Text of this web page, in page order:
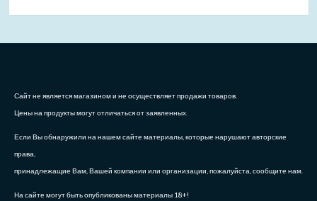
Сайт не является магазином и не осуществляет продажи товаров.
Цены на продукты могут отличаться от заявленных.
Если Вы обнаружили на нашем сайте материалы, которые нарушают авторские
права,
принадлежащие Вам, Вашей компании или организации, пожалуйста, сообщите нам.
На сайте могут быть опубликованы материалы 18+!